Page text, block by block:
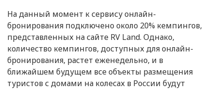
На данный момент к сервису онлайн-
бронирования подключено около 20% кемпингов,
представленных на сайте RV Land. Однако,
количество кемпингов, доступных для онлайн-
бронирования, растет еженедельно, и в
ближайшем будущем все объекты размещения
туристов с домами на колесах в России будут